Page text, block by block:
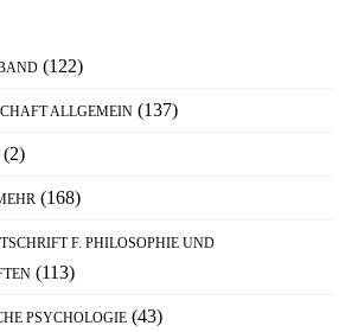
(122)
ALLGEMEIN (137)
(2)
(168)
F. PHILOSOPHIE UND
(113)
PSYCHOLOGIE (43)